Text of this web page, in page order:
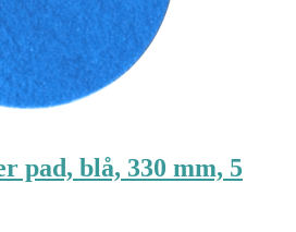
pad, blå, 330 mm, 5